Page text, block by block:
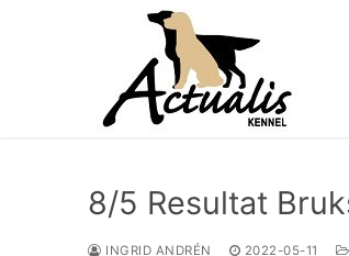
8/5 Resultat
INGRID ANDRÉN 2022-05-11